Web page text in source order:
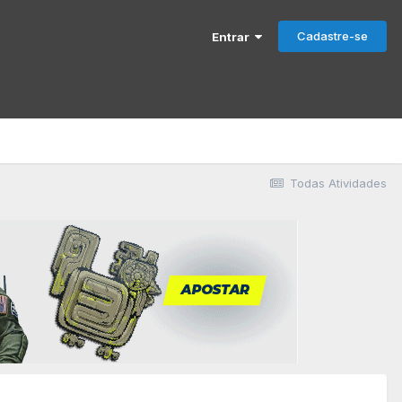
Entrar Cadastre-se
Todas Atividades